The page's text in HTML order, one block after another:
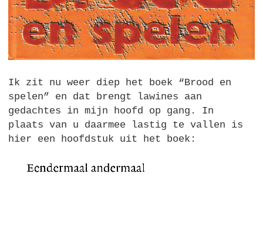
Ik zit nu weer diep het boek “Brood en
spelen” en dat brengt lawines aan
gedachtes in mijn hoofd op gang. In
plaats van u daarmee lastig te vallen is
hier een hoofdstuk uit het boek: